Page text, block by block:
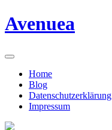
Skip
to
Avenuea
Home
Blog
Datenschutzerklärung
Impressum